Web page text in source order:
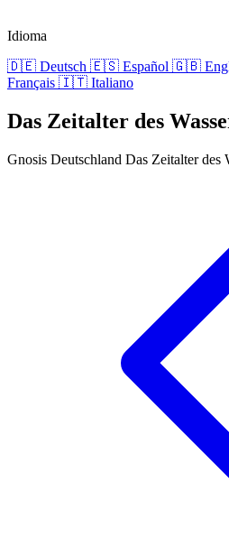
Idioma
🇩🇪 Deutsch 🇪🇸 Español 🇬🇧
Français 🇮🇹 Italiano
Das Zeitalter des
Gnosis Deutschland Das Zeitalter des